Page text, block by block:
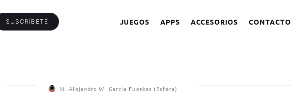
SUSCRÍBETE JUEGOS APPS ACCESORIOS CONTACTO
M. Alejandro W. García Fuentes (Esfera)